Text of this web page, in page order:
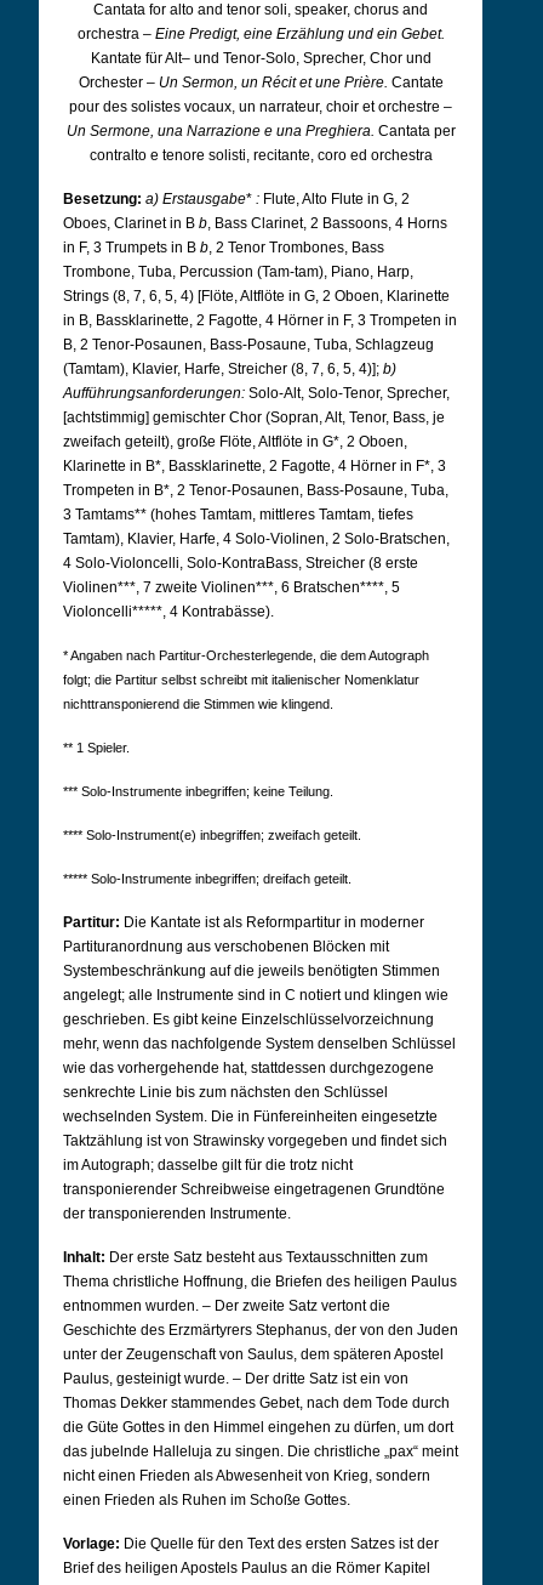
Cantata for alto and tenor soli, speaker, chorus and
orchestra – Eine Predigt, eine Erzählung und ein Gebet.
Kantate für Alt– und Tenor-Solo, Sprecher, Chor und
Orchester – Un Sermon, un Récit et une Prière. Cantate
pour des solistes vocaux, un narrateur, choir et orchestre –
Un Sermone, una Narrazione e una Preghiera. Cantata per
contralto e tenore solisti, recitante, coro ed orchestra
Besetzung: a) Erstausgabe* : Flute, Alto Flute in G, 2
Oboes, Clarinet in B b, Bass Clarinet, 2 Bassoons, 4 Horns
in F, 3 Trumpets in B b, 2 Tenor Trombones, Bass
Trombone, Tuba, Percussion (Tam-tam), Piano, Harp,
Strings (8, 7, 6, 5, 4) [Flöte, Altflöte in G, 2 Oboen, Klarinette
in B, Bassklarinette, 2 Fagotte, 4 Hörner in F, 3 Trompeten in
B, 2 Tenor-Posaunen, Bass-Posaune, Tuba, Schlagzeug
(Tamtam), Klavier, Harfe, Streicher (8, 7, 6, 5, 4)]; b)
Aufführungsanforderungen: Solo-Alt, Solo-Tenor, Sprecher,
[achtstimmig] gemischter Chor (Sopran, Alt, Tenor, Bass, je
zweifach geteilt), große Flöte, Altflöte in G*, 2 Oboen,
Klarinette in B*, Bassklarinette, 2 Fagotte, 4 Hörner in F*, 3
Trompeten in B*, 2 Tenor-Posaunen, Bass-Posaune, Tuba,
3 Tamtams** (hohes Tamtam, mittleres Tamtam, tiefes
Tamtam), Klavier, Harfe, 4 Solo-Violinen, 2 Solo-Bratschen,
4 Solo-Violoncelli, Solo-KontraBass, Streicher (8 erste
Violinen***, 7 zweite Violinen***, 6 Bratschen****, 5
Violoncelli*****, 4 Kontrabässe).
* Angaben nach Partitur-Orchesterlegende, die dem Autograph
folgt; die Partitur selbst schreibt mit italienischer Nomenklatur
nichttransponierend die Stimmen wie klingend.
** 1 Spieler.
*** Solo-Instrumente inbegriffen; keine Teilung.
**** Solo-Instrument(e) inbegriffen; zweifach geteilt.
***** Solo-Instrumente inbegriffen; dreifach geteilt.
Partitur: Die Kantate ist als Reformpartitur in moderner
Partituranordnung aus verschobenen Blöcken mit
Systembeschränkung auf die jeweils benötigten Stimmen
angelegt; alle Instrumente sind in C notiert und klingen wie
geschrieben. Es gibt keine Einzelschlüsselvorzeichnung
mehr, wenn das nachfolgende System denselben Schlüssel
wie das vorhergehende hat, stattdessen durchgezogene
senkrechte Linie bis zum nächsten den Schlüssel
wechselnden System. Die in Fünfereinheiten eingesetzte
Taktzählung ist von Strawinsky vorgegeben und findet sich
im Autograph; dasselbe gilt für die trotz nicht
transponierender Schreibweise eingetragenen Grundtöne
der transponierenden Instrumente.
Inhalt: Der erste Satz besteht aus Textausschnitten zum
Thema christliche Hoffnung, die Briefen des heiligen Paulus
entnommen wurden. – Der zweite Satz vertont die
Geschichte des Erzmärtyrers Stephanus, der von den Juden
unter der Zeugenschaft von Saulus, dem späteren Apostel
Paulus, gesteinigt wurde. – Der dritte Satz ist ein von
Thomas Dekker stammendes Gebet, nach dem Tode durch
die Güte Gottes in den Himmel eingehen zu dürfen, um dort
das jubelnde Halleluja zu singen. Die christliche „pax“ meint
nicht einen Frieden als Abwesenheit von Krieg, sondern
einen Frieden als Ruhen im Schoße Gottes.
Vorlage: Die Quelle für den Text des ersten Satzes ist der
Brief des heiligen Apostels Paulus an die Römer Kapitel